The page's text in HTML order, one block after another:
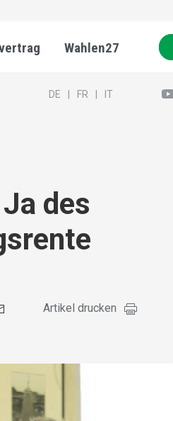
Wahlen27
DE FR IT
des
Artikel drucken